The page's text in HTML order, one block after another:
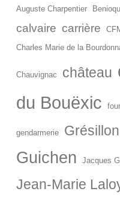
Auguste Charpentier
calvaire carrière
Charles Marie de la
Chauvignac château
du Bouëxic
gendarmerie
Guichen Jacques
Jean-Marie